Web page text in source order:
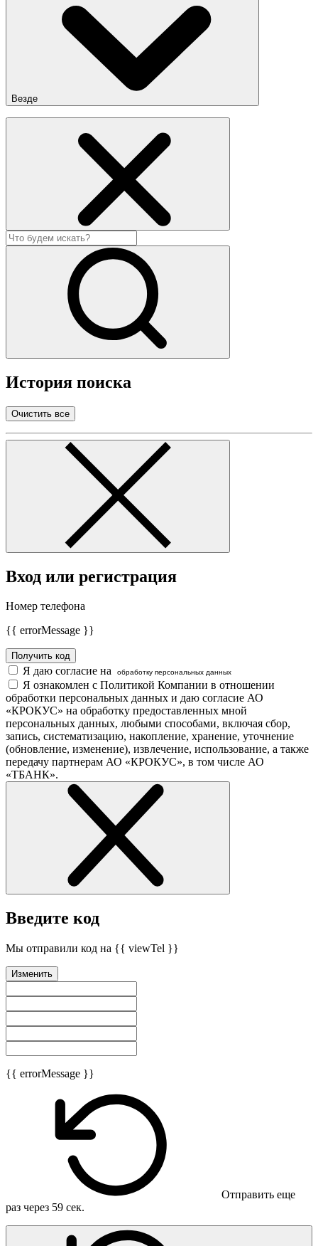
Везде
История поиска
Очистить все
Вход или регистрация
Номер телефона
{{ errorMessage }}
Получить код
Я даю согласие на обработку персональных данных
Я ознакомлен с Политикой Компании в отношении
обработки персональных данных и даю согласие АО
«КРОКУС» на обработку предоставленных мной
персональных данных, любыми способами, включая сбор,
запись, систематизацию, накопление, хранение, уточнение
(обновление, изменение), извлечение, использование, а также
передачу партнерам АО «КРОКУС», в том числе АО
«ТБАНК».
Введите код
Мы отправили код на {{ viewTel }}
Изменить
{{ errorMessage }}
Отправить еще
раз через 59 сек.